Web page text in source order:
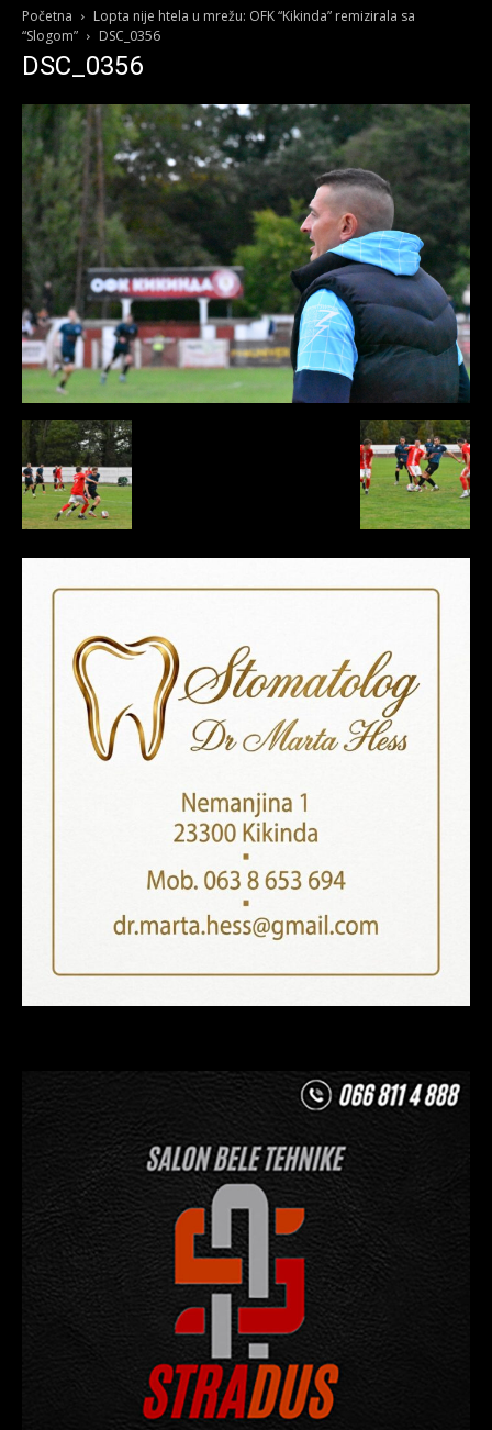
Online
Kikinda
Početna
Lopta nije htela u mrežu: OFK “Kikinda” remizirala sa
“Slogom”
DSC_0356
DSC_0356